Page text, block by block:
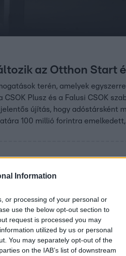
Information
or processing of your personal or
use the below opt-out section to
request is processed you may
utilized by us or personal
You may separately opt-out of the
on the IAB’s list of downstream
az Otthon Start
terén, amelyek
Plusz és a Falusi CSOK
újítás, hogy adóstársként
100 millió forintra
2025-ben –
a családalapítás előtt álló
és választ adunk arra, hogyan